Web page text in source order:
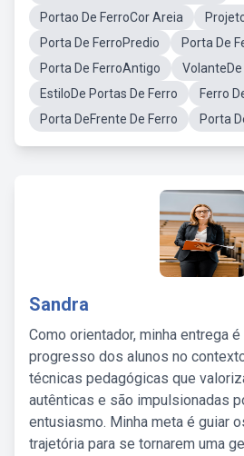
Portao De FerroCor Areia
Porta De FerroPredio
Porta De
Porta De FerroAntigo
EstiloDe Portas De Ferro
Ferro
Porta DeFrente De Ferro
Porta
Sandra
Como orientador, minha entrega
progresso dos alunos no
técnicas pedagógicas que
autênticas e são impulsionadas
entusiasmo. Minha meta é guiar
trajetória para se tornarem uma